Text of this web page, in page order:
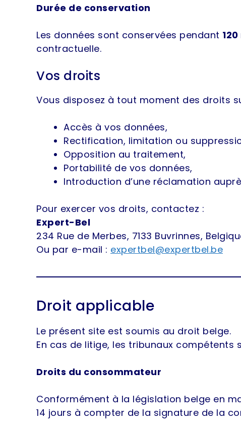
Durée de conservation
Les données sont conservées pendant
contractuelle.
Vos droits
Vous disposez à tout moment des droits
Accès à vos données,
Rectification, limitation ou
Opposition au traitement,
Portabilité de vos données,
Introduction d’une réclamation
Pour exercer vos droits, contactez :
Expert-Bel
234 Rue de Merbes, 7133 Buvrinnes,
Ou par e-mail : expertbel@expertbel.be
Droit applicable
Le présent site est soumis au droit belge.
En cas de litige, les tribunaux compétents
Droits du consommateur
Conformément à la législation belge en
14 jours à compter de la signature de la